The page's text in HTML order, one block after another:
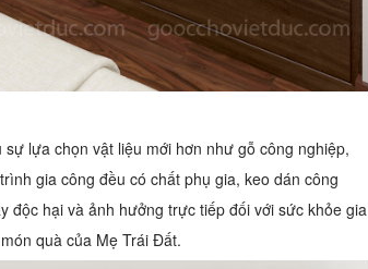
lựa chọn vật liệu mới hơn như gỗ công nghiệp,
gia công đều có chất phụ gia, keo dán công
độc hại và ảnh hưởng trực tiếp đối với sức khỏe gia
quà của Mẹ Trái Đất.